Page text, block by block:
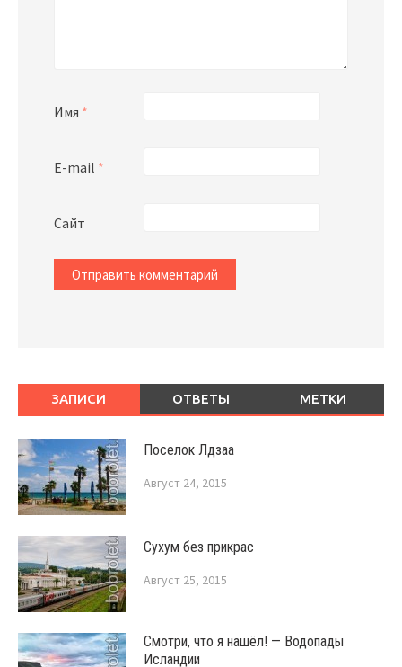
Имя *
E-mail *
Сайт
ЗАПИСИ ОТВЕТЫ МЕТКИ
Поселок Лдзаа
Август 24, 2015
Сухум без прикрас
Август 25, 2015
Смотри, что я нашёл! — Водопады
Исландии